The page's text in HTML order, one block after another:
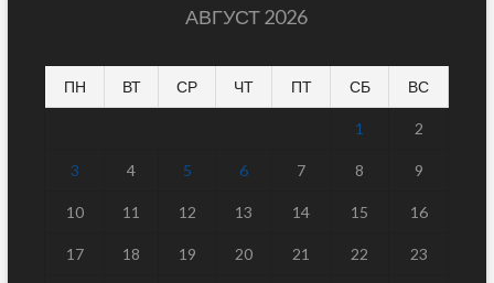
АВГУСТ 2026
ПН ВТ СР ЧТ ПТ СБ ВС
1 2
3 4 5 6 7 8 9
10 11 12 13 14 15 16
17 18 19 20 21 22 23